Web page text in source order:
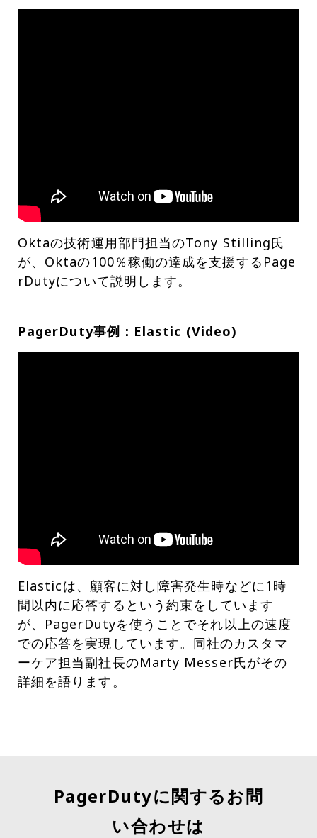
Oktaの技術運用部門担当のTony Stilling氏
が、Oktaの100％稼働の達成を支援するPage
rDutyについて説明します。
PagerDuty事例：Elastic (Video)
Elasticは、顧客に対し障害発生時などに1時
間以内に応答するという約束をしています
が、PagerDutyを使うことでそれ以上の速度
での応答を実現しています。同社のカスタマ
ーケア担当副社長のMarty Messer氏がその
詳細を語ります。
PagerDutyに関するお問
い合わせは